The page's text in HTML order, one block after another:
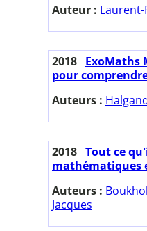
Auteur : Laurent-
2018 ExoMaths
pour
Auteurs :
2018 Tout ce
mathématiques
Auteurs :
Jacques